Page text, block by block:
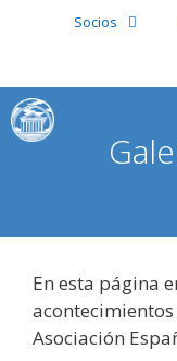
Socios
En esta página
Asociación